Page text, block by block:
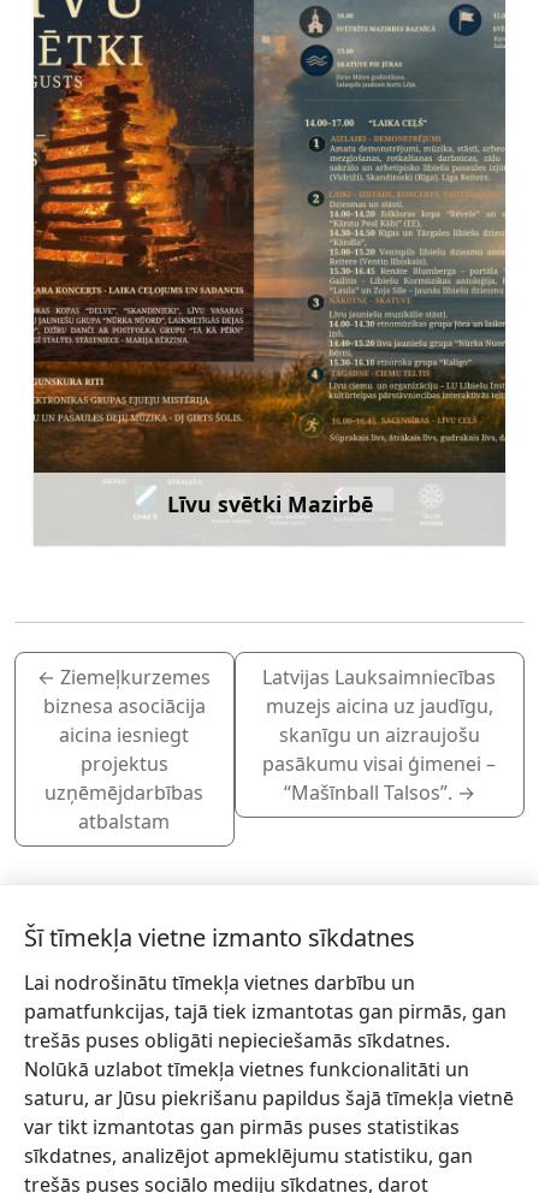
Līvu svētki Mazirbē
Uzzināt vairāk
← Ziemeļkurzemes
biznesa asociācija
aicina iesniegt
projektus
uzņēmējdarbības
atbalstam
Latvijas Lauksaimniecības
muzejs aicina uz jaudīgu,
skanīgu un aizraujošu
pasākumu visai ģimenei –
“Mašīnball Talsos”. →
Piesakies jaunumiem!
Pieraksties jaunumiem e-pastā un nepalaid garām
jaunākās aktualitātes.
Šī tīmekļa vietne izmanto sīkdatnes
Lai nodrošinātu tīmekļa vietnes darbību un
pamatfunkcijas, tajā tiek izmantotas gan pirmās, gan
trešās puses obligāti nepieciešamās sīkdatnes.
Nolūkā uzlabot tīmekļa vietnes funkcionalitāti un
saturu, ar Jūsu piekrišanu papildus šajā tīmekļa vietnē
var tikt izmantotas gan pirmās puses statistikas
sīkdatnes, analizējot apmeklējumu statistiku, gan
trešās puses sociālo mediju sīkdatnes, darot